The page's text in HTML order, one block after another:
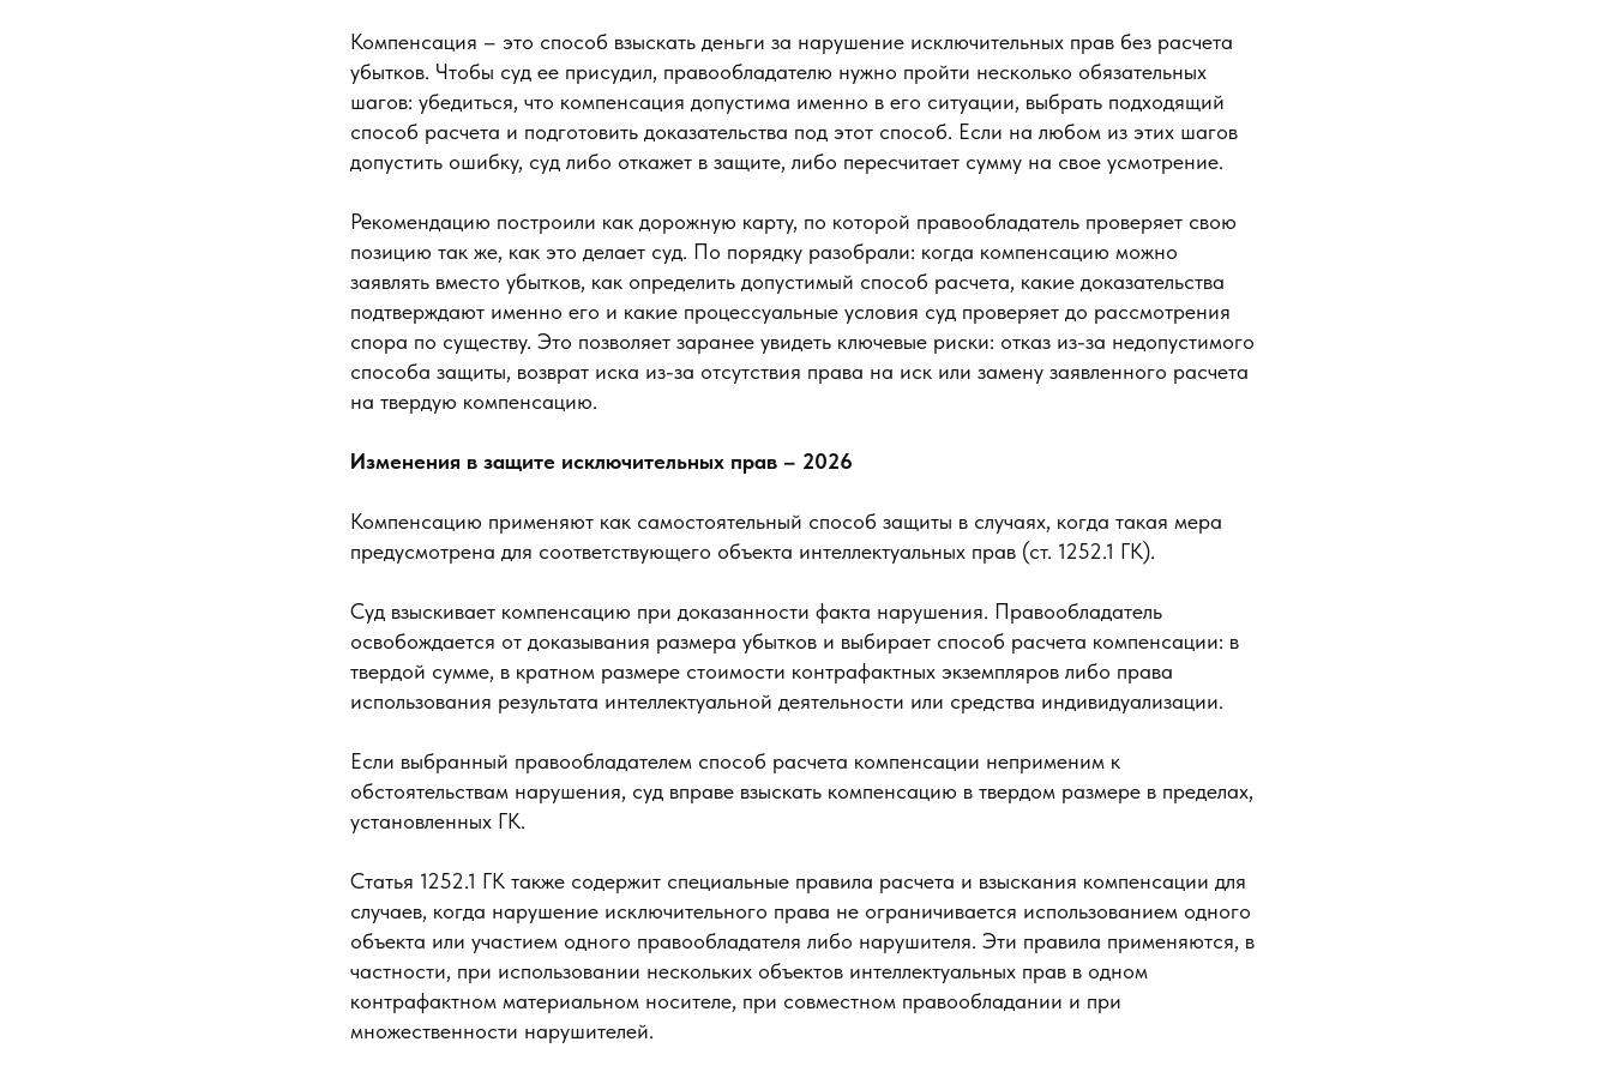
Компенсация – это способ взыскать деньги за нарушение исключительных прав без расчета
убытков. Чтобы суд ее присудил, правообладателю нужно пройти несколько обязательных
шагов: убедиться, что компенсация допустима именно в его ситуации, выбрать подходящий
способ расчета и подготовить доказательства под этот способ. Если на любом из этих шагов
допустить ошибку, суд либо откажет в защите, либо пересчитает сумму на свое усмотрение.
Рекомендацию построили как дорожную карту, по которой правообладатель проверяет свою
позицию так же, как это делает суд. По порядку разобрали: когда компенсацию можно
заявлять вместо убытков, как определить допустимый способ расчета, какие доказательства
подтверждают именно его и какие процессуальные условия суд проверяет до рассмотрения
спора по существу. Это позволяет заранее увидеть ключевые риски: отказ из-за недопустимого
способа защиты, возврат иска из-за отсутствия права на иск или замену заявленного расчета
на твердую компенсацию.
Изменения в защите исключительных прав – 2026
Компенсацию применяют как самостоятельный способ защиты в случаях, когда такая мера
предусмотрена для соответствующего объекта интеллектуальных прав (ст. 1252.1 ГК).
Суд взыскивает компенсацию при доказанности факта нарушения. Правообладатель
освобождается от доказывания размера убытков и выбирает способ расчета компенсации: в
твердой сумме, в кратном размере стоимости контрафактных экземпляров либо права
использования результата интеллектуальной деятельности или средства индивидуализации.
Если выбранный правообладателем способ расчета компенсации неприменим к
обстоятельствам нарушения, суд вправе взыскать компенсацию в твердом размере в пределах,
установленных ГК.
Статья 1252.1 ГК также содержит специальные правила расчета и взыскания компенсации для
случаев, когда нарушение исключительного права не ограничивается использованием одного
объекта или участием одного правообладателя либо нарушителя. Эти правила применяются, в
частности, при использовании нескольких объектов интеллектуальных прав в одном
контрафактном материальном носителе, при совместном правообладании и при
множественности нарушителей.